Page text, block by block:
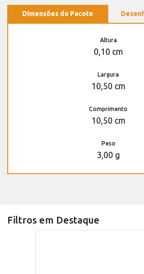
Dimensões do Pacote
Altura
0,10 cm
Largura
10,50 cm
Comprimento
10,50 cm
Peso
3,00 g
Filtros em Destaque